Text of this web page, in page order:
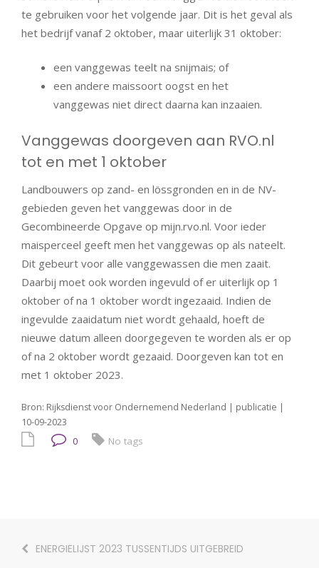
te gebruiken voor het volgende jaar. Dit is het geval als
het bedrijf vanaf 2 oktober, maar uiterlijk 31 oktober:
een vanggewas teelt na snijmais; of
een andere maissoort oogst en het
vanggewas niet direct daarna kan inzaaien.
Vanggewas doorgeven aan RVO.nl
tot en met 1 oktober
Landbouwers op zand- en lössgronden en in de NV-
gebieden geven het vanggewas door in de
Gecombineerde Opgave op mijn.rvo.nl. Voor ieder
maisperceel geeft men het vanggewas op als nateelt.
Dit gebeurt voor alle vanggewassen die men zaait.
Daarbij moet ook worden ingevuld of er uiterlijk op 1
oktober of na 1 oktober wordt ingezaaid. Indien de
ingevulde zaaidatum niet wordt gehaald, hoeft de
nieuwe datum alleen doorgegeven te worden als er op
of na 2 oktober wordt gezaaid. Doorgeven kan tot en
met 1 oktober 2023.
Bron: Rijksdienst voor Ondernemend Nederland | publicatie |
10-09-2023
0 No tags
ENERGIELIJST 2023 TUSSENTIJDS UITGEBREID